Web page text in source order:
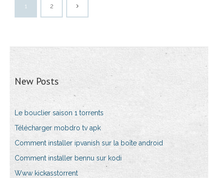
1 2
New Posts
Le bouclier saison 1 torrents
Télécharger mobdro tv apk
Comment installer ipvanish sur la boîte android
Comment installer bennu sur kodi
Www kickasstorrent